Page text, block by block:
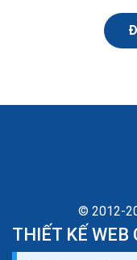
© 2012-
THIẾT KẾ WEB